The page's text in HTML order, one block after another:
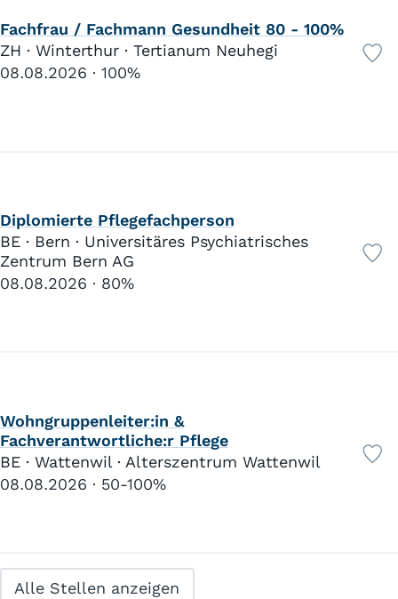
Fachfrau / Fachmann Gesundheit 80 - 100%
ZH · Winterthur · Tertianum Neuhegi
08.08.2026
100%
Diplomierte Pflegefachperson
BE · Bern · Universitäres Psychiatrisches
Zentrum Bern AG
08.08.2026
80%
Wohngruppenleiter:in &
Fachverantwortliche:r Pflege
BE · Wattenwil · Alterszentrum Wattenwil
08.08.2026
50-100%
Alle Stellen anzeigen